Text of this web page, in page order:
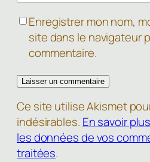
Enregistrer mon nom,
site dans le navigateur
commentaire.
Ce site utilise Akismet
indésirables. En savoir
les données de vos
traitées.